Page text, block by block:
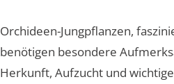
Orchideen-Jungpflanzen,
benötigen besondere
Herkunft, Aufzucht und